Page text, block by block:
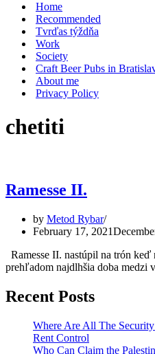
Home
Recommended
Tvrďas týždňa
Work
Society
Craft Beer Pubs in
About me
Privacy Policy
chetiti
Ramesse II.
by Metod Rybar
February 17, 2021
Ramesse II. nastúpil na trón
prehľadom najdlhšia doba
Recent Posts
Where Are All The
Rent Control
Who Can Claim the